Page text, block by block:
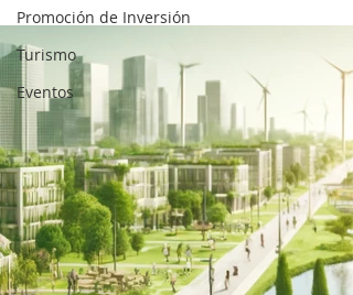
Promoción de Inversión
Turismo
Eventos